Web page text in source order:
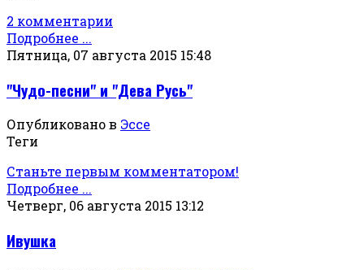
2 комментарии
Подробнее ...
Пятница, 07 августа 2015 15:48
"Чудо-песни" и "Дева Русь"
Опубликовано в Эссе
Теги
Станьте первым комментатором!
Подробнее ...
Четверг, 06 августа 2015 13:12
Ивушка